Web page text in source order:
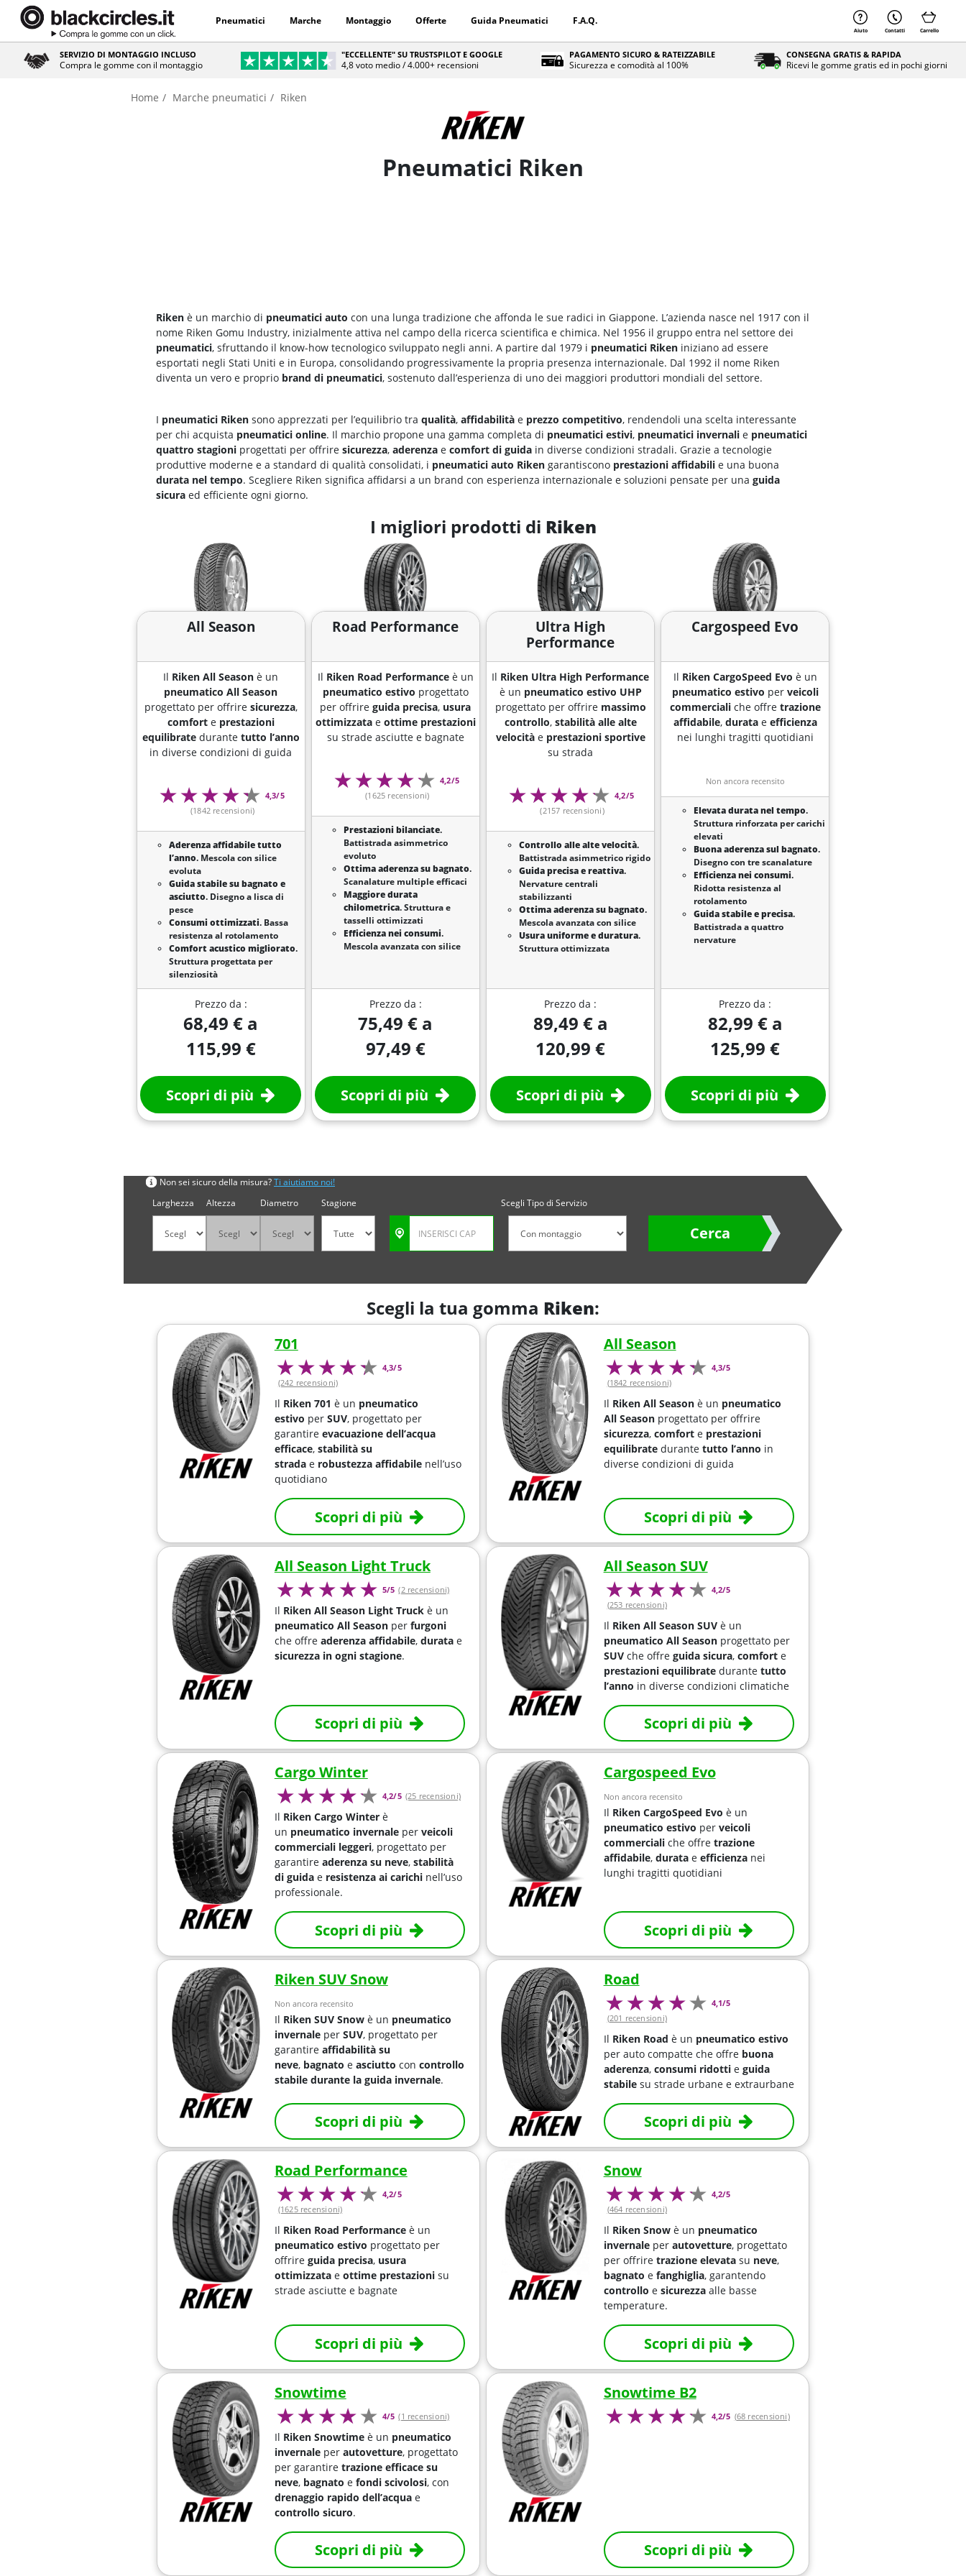
Pneumatici Marche Montaggio Offerte Guida Pneumatici F.A.Q.
Aiuto Contatti Carrello
SERVIZIO DI MONTAGGIO INCLUSO
Compra le gomme con il montaggio
"ECCELLENTE" SU TRUSTSPILOT E GOOGLE
4,8 voto medio / 4.000+ recensioni
PAGAMENTO SICURO & RATEIZZABILE
Sicurezza e comodità al 100%
CONSEGNA GRATIS & RAPIDA
Ricevi le gomme gratis ed in pochi giorni
Home Marche pneumatici Riken
Pneumatici Riken
Riken è un marchio di pneumatici auto con una lunga tradizione che affonda le sue radici in Giappone. L’azienda nasce nel 1917 con il
nome Riken Gomu Industry, inizialmente attiva nel campo della ricerca scientifica e chimica. Nel 1956 il gruppo entra nel settore dei
pneumatici, sfruttando il know-how tecnologico sviluppato negli anni. A partire dal 1979 i pneumatici Riken iniziano ad essere
esportati negli Stati Uniti e in Europa, consolidando progressivamente la propria presenza internazionale. Dal 1992 il nome Riken
diventa un vero e proprio brand di pneumatici, sostenuto dall’esperienza di uno dei maggiori produttori mondiali del settore.
I pneumatici Riken sono apprezzati per l’equilibrio tra qualità, affidabilità e prezzo competitivo, rendendoli una scelta interessante
per chi acquista pneumatici online. Il marchio propone una gamma completa di pneumatici estivi, pneumatici invernali e pneumatici
quattro stagioni progettati per offrire sicurezza, aderenza e comfort di guida in diverse condizioni stradali. Grazie a tecnologie
produttive moderne e a standard di qualità consolidati, i pneumatici auto Riken garantiscono prestazioni affidabili e una buona
durata nel tempo. Scegliere Riken significa affidarsi a un brand con esperienza internazionale e soluzioni pensate per una guida
sicura ed efficiente ogni giorno.
I migliori prodotti di Riken
All Season
Il Riken All Season è un
pneumatico All Season
progettato per offrire sicurezza,
comforte prestazioni
equilibratedurante tutto l’anno
in diverse condizioni di guida
4,3/5
(1842 recensioni)
Aderenza affidabile tutto
l’anno. Mescola con silice
evoluta
Guida stabile su bagnato e
asciutto. Disegno a lisca di
pesce
Consumi ottimizzati. Bassa
resistenza al rotolamento
Comfort acustico migliorato.
Struttura progettata per
silenziosità
Prezzo da :
68,49 € a
115,99 €
Scopri di più
Road Performance
Il Riken Road Performanceè un
pneumatico estivo progettato
per offrireguida precisa, usura
ottimizzatae ottime prestazioni
su strade asciutte e bagnate
4,2/5
(1625 recensioni)
Prestazioni bilanciate.
Battistrada asimmetrico
evoluto
Ottima aderenza su bagnato.
Scanalature multiple efficaci
Maggiore durata
chilometrica. Struttura e
tasselli ottimizzati
Efficienza nei consumi.
Mescola avanzata con silice
Prezzo da :
75,49 € a
97,49 €
Scopri di più
Ultra High
Performance
Il Riken Ultra High Performance
è un pneumatico estivo UHP
progettato per offrire massimo
controllo, stabilità alle alte
velocitàe prestazioni sportive
su strada
4,2/5
(2157 recensioni)
Controllo alle alte velocità.
Battistrada asimmetrico rigido
Guida precisa e reattiva.
Nervature centrali
stabilizzanti
Ottima aderenza su bagnato.
Mescola avanzata con silice
Usura uniforme e duratura.
Struttura ottimizzata
Prezzo da :
89,49 € a
120,99 €
Scopri di più
Cargospeed Evo
Il Riken CargoSpeed Evo è un
pneumatico estivo per veicoli
commercialiche offre trazione
affidabile, duratae efficienza
nei lunghi tragitti quotidiani
Non ancora recensito
Elevata durata nel tempo.
Struttura rinforzata per carichi
elevati
Buona aderenza sul bagnato.
Disegno con tre scanalature
Efficienza nei consumi.
Ridotta resistenza al
rotolamento
Guida stabile e precisa.
Battistrada a quattro
nervature
Prezzo da :
82,99 € a
125,99 €
Scopri di più
Non sei sicuro della misura?Ti aiutiamo noi!
Larghezza
Altezza Diametro Stagione Scegli Tipo di Servizio
Cerca
Scegli la tua gomma Riken:
701
4,3/5
(242 recensioni)
Il Riken 701 è un pneumatico
estivo per SUV, progettato per
garantire evacuazione dell’acqua
efficace, stabilità su
stradae robustezza affidabilenell’uso
quotidiano
Scopri di più
All Season
4,3/5
(1842 recensioni)
Il Riken All Seasonè un pneumatico
All Seasonprogettato per offrire
sicurezza, comforte prestazioni
equilibratedurante tutto l’anno in
diverse condizioni di guida
Scopri di più
All Season Light Truck
5/5 (2 recensioni)
Il Riken All Season Light Truckè un
pneumatico All Seasonper furgoni
che offre aderenza affidabile, duratae
sicurezza in ogni stagione.
Scopri di più
All Season SUV
4,2/5
(253 recensioni)
Il Riken All Season SUVè un
pneumatico All Seasonprogettato per
SUVche offre guida sicura, comforte
prestazioni equilibratedurantetutto
l’anno in diverse condizioni climatiche
Scopri di più
Cargo Winter
4,2/5 (25 recensioni)
Il Riken Cargo Winterè
un pneumatico invernaleper veicoli
commerciali leggeri, progettato per
garantire aderenza su neve, stabilità
di guidae resistenza ai carichinell’uso
professionale.
Scopri di più
Cargospeed Evo
Non ancora recensito
Il Riken CargoSpeed Evo è un
pneumatico estivo per veicoli
commercialiche offre trazione
affidabile, duratae efficienzanei
lunghi tragitti quotidiani
Scopri di più
Riken SUV Snow
Non ancora recensito
Il Riken SUV Snowè un pneumatico
invernaleper SUV, progettato per
garantire affidabilità su
neve, bagnato e asciutto con controllo
stabile durante la guida invernale.
Scopri di più
Road
4,1/5
(201 recensioni)
Il Riken Road è un pneumatico estivo
per auto compatte che offre buona
aderenza, consumi ridottie guida
stabilesu strade urbane e extraurbane
Scopri di più
Road Performance
4,2/5
(1625 recensioni)
Il Riken Road Performanceè un
pneumatico estivo progettato per
offrire guida precisa, usura
ottimizzatae ottime prestazionisu
strade asciutte e bagnate
Scopri di più
Snow
4,2/5
(464 recensioni)
Il Riken Snowè un pneumatico
invernaleper autovetture, progettato
per offrire trazione elevatasu neve,
bagnato e fanghiglia, garantendo
controllo e sicurezzaalle basse
temperature.
Scopri di più
Snowtime
4/5 (1 recensioni)
Il Riken Snowtimeè un pneumatico
invernaleper autovetture, progettato
per garantire trazione efficace su
neve, bagnato e fondi scivolosi, con
drenaggio rapido dell’acquae
controllo sicuro.
Scopri di più
Snowtime B2
4,2/5 (68 recensioni)
Scopri di più